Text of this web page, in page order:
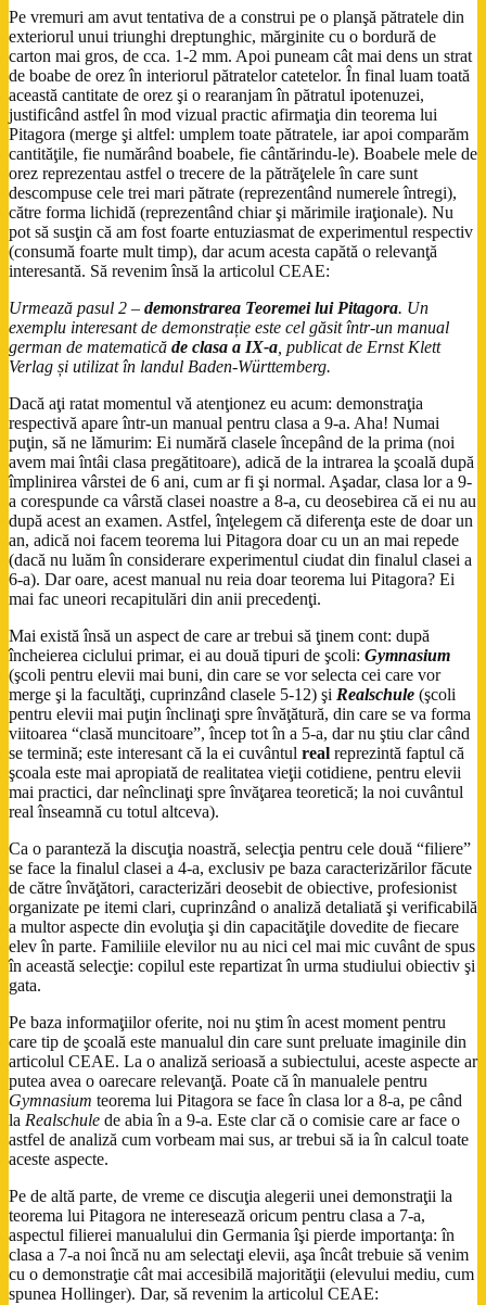
Pe vremuri am avut tentativa de a construi pe o planşă pătratele din
exteriorul unui triunghi dreptunghic, mărginite cu o bordură de
carton mai gros, de cca. 1-2 mm. Apoi puneam cât mai dens un strat
de boabe de orez în interiorul pătratelor catetelor. În final luam toată
această cantitate de orez şi o rearanjam în pătratul ipotenuzei,
justificând astfel în mod vizual practic afirmaţia din teorema lui
Pitagora (merge şi altfel: umplem toate pătratele, iar apoi comparăm
cantităţile, fie numărând boabele, fie cântărindu-le). Boabele mele de
orez reprezentau astfel o trecere de la pătrăţelele în care sunt
descompuse cele trei mari pătrate (reprezentând numerele întregi),
către forma lichidă (reprezentând chiar şi mărimile iraţionale). Nu
pot să susţin că am fost foarte entuziasmat de experimentul respectiv
(consumă foarte mult timp), dar acum acesta capătă o relevanţă
interesantă. Să revenim însă la articolul CEAE:
Urmează pasul 2 – demonstrarea Teoremei lui Pitagora. Un
exemplu interesant de demonstrație este cel găsit într-un manual
german de matematică de clasa a IX-a, publicat de Ernst Klett
Verlag și utilizat în landul Baden-Württemberg.
Dacă aţi ratat momentul vă atenţionez eu acum: demonstraţia
respectivă apare într-un manual pentru clasa a 9-a. Aha! Numai
puţin, să ne lămurim: Ei numără clasele începând de la prima (noi
avem mai întâi clasa pregătitoare), adică de la intrarea la şcoală după
împlinirea vârstei de 6 ani, cum ar fi şi normal. Aşadar, clasa lor a 9-
a corespunde ca vârstă clasei noastre a 8-a, cu deosebirea că ei nu au
după acest an examen. Astfel, înţelegem că diferenţa este de doar un
an, adică noi facem teorema lui Pitagora doar cu un an mai repede
(dacă nu luăm în considerare experimentul ciudat din finalul clasei a
6-a). Dar oare, acest manual nu reia doar teorema lui Pitagora? Ei
mai fac uneori recapitulări din anii precedenţi.
Mai există însă un aspect de care ar trebui să ţinem cont: după
încheierea ciclului primar, ei au două tipuri de şcoli: Gymnasium
(şcoli pentru elevii mai buni, din care se vor selecta cei care vor
merge şi la facultăţi, cuprinzând clasele 5-12) şi Realschule (şcoli
pentru elevii mai puţin înclinaţi spre învăţătură, din care se va forma
viitoarea “clasă muncitoare”, încep tot în a 5-a, dar nu ştiu clar când
se termină; este interesant că la ei cuvântul real reprezintă faptul că
şcoala este mai apropiată de realitatea vieţii cotidiene, pentru elevii
mai practici, dar neînclinaţi spre învăţarea teoretică; la noi cuvântul
real înseamnă cu totul altceva).
Ca o paranteză la discuţia noastră, selecţia pentru cele două “filiere”
se face la finalul clasei a 4-a, exclusiv pe baza caracterizărilor făcute
de către învăţători, caracterizări deosebit de obiective, profesionist
organizate pe itemi clari, cuprinzând o analiză detaliată şi verificabilă
a multor aspecte din evoluţia şi din capacităţile dovedite de fiecare
elev în parte. Familiile elevilor nu au nici cel mai mic cuvânt de spus
în această selecţie: copilul este repartizat în urma studiului obiectiv şi
gata.
Pe baza informaţiilor oferite, noi nu ştim în acest moment pentru
care tip de şcoală este manualul din care sunt preluate imaginile din
articolul CEAE. La o analiză serioasă a subiectului, aceste aspecte ar
putea avea o oarecare relevanţă. Poate că în manualele pentru
Gymnasium teorema lui Pitagora se face în clasa lor a 8-a, pe când
la Realschule de abia în a 9-a. Este clar că o comisie care ar face o
astfel de analiză cum vorbeam mai sus, ar trebui să ia în calcul toate
aceste aspecte.
Pe de altă parte, de vreme ce discuţia alegerii unei demonstraţii la
teorema lui Pitagora ne interesează oricum pentru clasa a 7-a,
aspectul filierei manualului din Germania îşi pierde importanţa: în
clasa a 7-a noi încă nu am selectaţi elevii, aşa încât trebuie să venim
cu o demonstraţie cât mai accesibilă majorităţii (elevului mediu, cum
spunea Hollinger). Dar, să revenim la articolul CEAE: